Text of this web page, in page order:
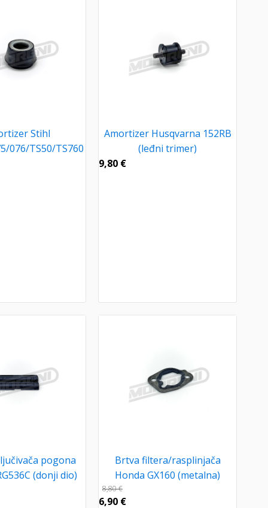
Stihl
076/TS50/TS760
Amortizer Husqvarna 152RB
(leđni trimer)
9,80 €
pogona
(donji dio)
Brtva filtera/rasplinjača
Honda GX160 (metalna)
8,80€
6,90 €